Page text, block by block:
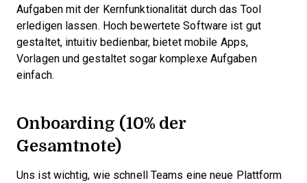
Aufgaben mit der Kernfunktionalität durch das Tool
erledigen lassen. Hoch bewertete Software ist gut
gestaltet, intuitiv bedienbar, bietet mobile Apps,
Vorlagen und gestaltet sogar komplexe Aufgaben
einfach.
Onboarding (10% der
Gesamtnote)
Uns ist wichtig, wie schnell Teams eine neue Plattform